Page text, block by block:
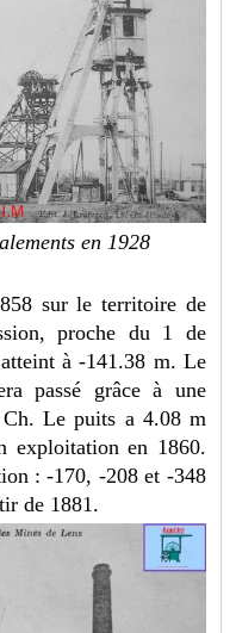
en 1928
sur le territoire de
proche du 1 de
à -141.38 m. Le
passé grâce à une
Ch. Le puits a 4.08 m
exploitation en 1860.
: -170, -208 et -348
de 1881.